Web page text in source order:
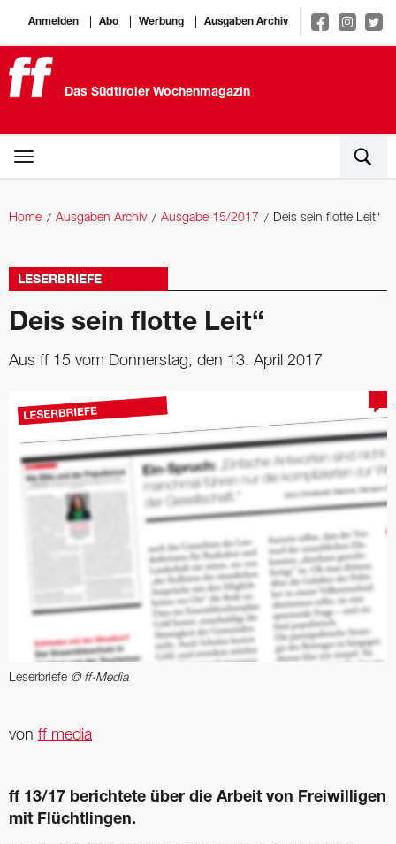
Anmelden Abo Werbung Ausgaben Archiv
Das Südtiroler Wochenmagazin
Home Ausgaben Archiv Ausgabe 15/2017 Deis sein flotte Leit“
LESERBRIEFE
Deis sein flotte Leit“
Aus ff 15 vom Donnerstag, den 13. April 2017
Leserbriefe © ff-Media
von ff media
ff 13/17 berichtete über die Arbeit von Freiwilligen
mit Flüchtlingen.